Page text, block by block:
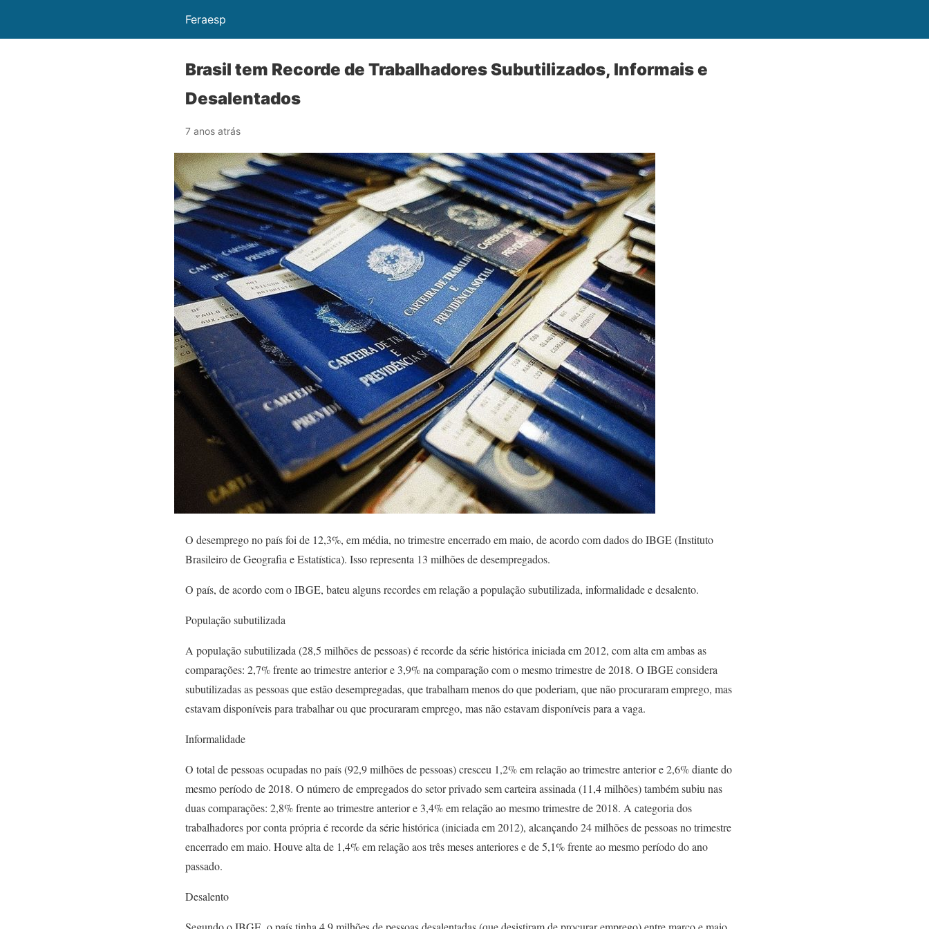
Feraesp
Brasil tem Recorde de Trabalhadores Subutilizados, Informais e
Desalentados
7 anos atrás
O desemprego no país foi de 12,3%, em média, no trimestre encerrado em maio, de acordo com dados do IBGE (Instituto
Brasileiro de Geografia e Estatística). Isso representa 13 milhões de desempregados.
O país, de acordo com o IBGE, bateu alguns recordes em relação a população subutilizada, informalidade e desalento.
População subutilizada
A população subutilizada (28,5 milhões de pessoas) é recorde da série histórica iniciada em 2012, com alta em ambas as
comparações: 2,7% frente ao trimestre anterior e 3,9% na comparação com o mesmo trimestre de 2018. O IBGE considera
subutilizadas as pessoas que estão desempregadas, que trabalham menos do que poderiam, que não procuraram emprego, mas
estavam disponíveis para trabalhar ou que procuraram emprego, mas não estavam disponíveis para a vaga.
Informalidade
O total de pessoas ocupadas no país (92,9 milhões de pessoas) cresceu 1,2% em relação ao trimestre anterior e 2,6% diante do
mesmo período de 2018. O número de empregados do setor privado sem carteira assinada (11,4 milhões) também subiu nas
duas comparações: 2,8% frente ao trimestre anterior e 3,4% em relação ao mesmo trimestre de 2018. A categoria dos
trabalhadores por conta própria é recorde da série histórica (iniciada em 2012), alcançando 24 milhões de pessoas no trimestre
encerrado em maio. Houve alta de 1,4% em relação aos três meses anteriores e de 5,1% frente ao mesmo período do ano
passado.
Desalento